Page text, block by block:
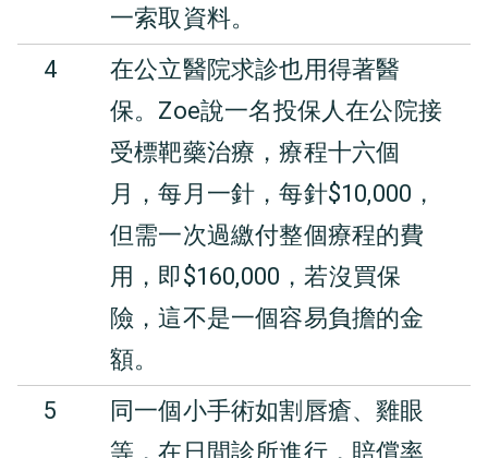
一索取資料。
4
在公立醫院求診也用得著醫
保。Zoe說一名投保人在公院接
受標靶藥治療，療程十六個
月，每月一針，每針$10,000，
但需一次過繳付整個療程的費
用，即$160,000，若沒買保
險，這不是一個容易負擔的金
額。
5
同一個小手術如割唇瘡、雞眼
等，在日間診所進行，賠償率